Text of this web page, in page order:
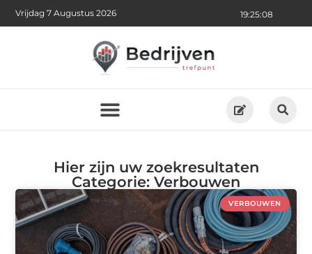
19:25:09
Vrijdag 7 Augustus 2026
Hier zijn uw zoekresultaten
Categorie: Verbouwen
VERBOUWEN